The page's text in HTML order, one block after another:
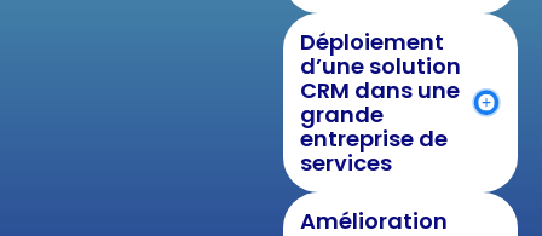
Déploiement
d’une solution
CRM dans une
grande
entreprise de
services
Amélioration